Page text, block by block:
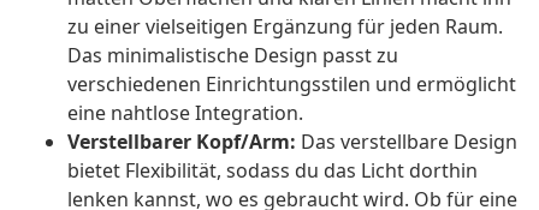
zu einer vielseitigen Ergänzung für jeden Raum.
Das minimalistische Design passt zu
verschiedenen Einrichtungsstilen und ermöglicht
eine nahtlose Integration.
Verstellbarer Kopf/Arm: Das verstellbare Design
bietet Flexibilität, sodass du das Licht dorthin
lenken kannst, wo es gebraucht wird. Ob für eine